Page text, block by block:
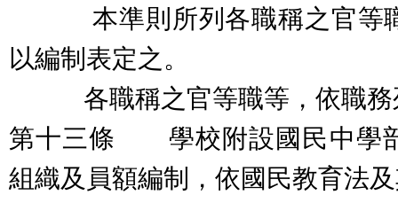
本準則所列各職稱之官等職
以編制表定之。
各職稱之官等職等，依職務
第十三條 學校附設國民中學
組織及員額編制，依國民教育法